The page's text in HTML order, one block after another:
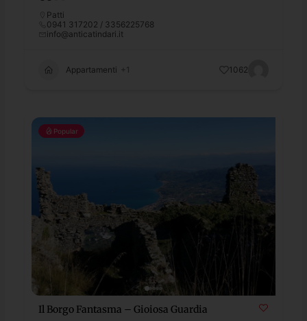
Patti
0941 317202 / 3356225768
info@anticatindari.it
Appartamenti +1 1062
Popular
Il Borgo Fantasma – Gioiosa Guardia